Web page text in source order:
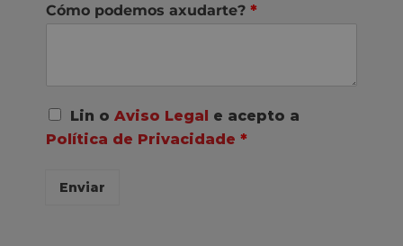
Cómo podemos axudarte? *
A
o
Lin o Aviso Legal e acepto a
Política de Privacidade *
Enviar